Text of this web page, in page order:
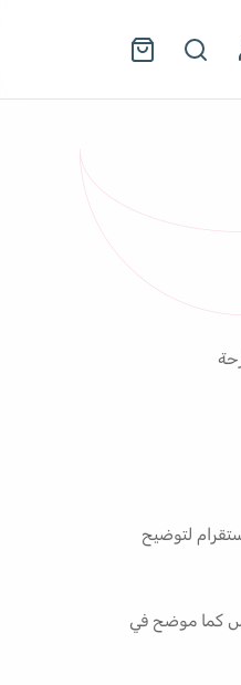
لتوضيح
كما موضح في